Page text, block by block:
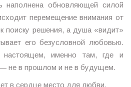
наполнена обновляющей силой
перемещение внимания от
поиску решения, а душа «видит»
его безусловной любовью.
именно там, где и
не в прошлом и не в будущем.
в сердце место для любви.